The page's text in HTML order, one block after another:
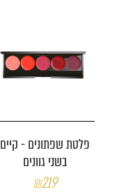
פלטת שפתונים - קיים
בשני גוונים
₪219